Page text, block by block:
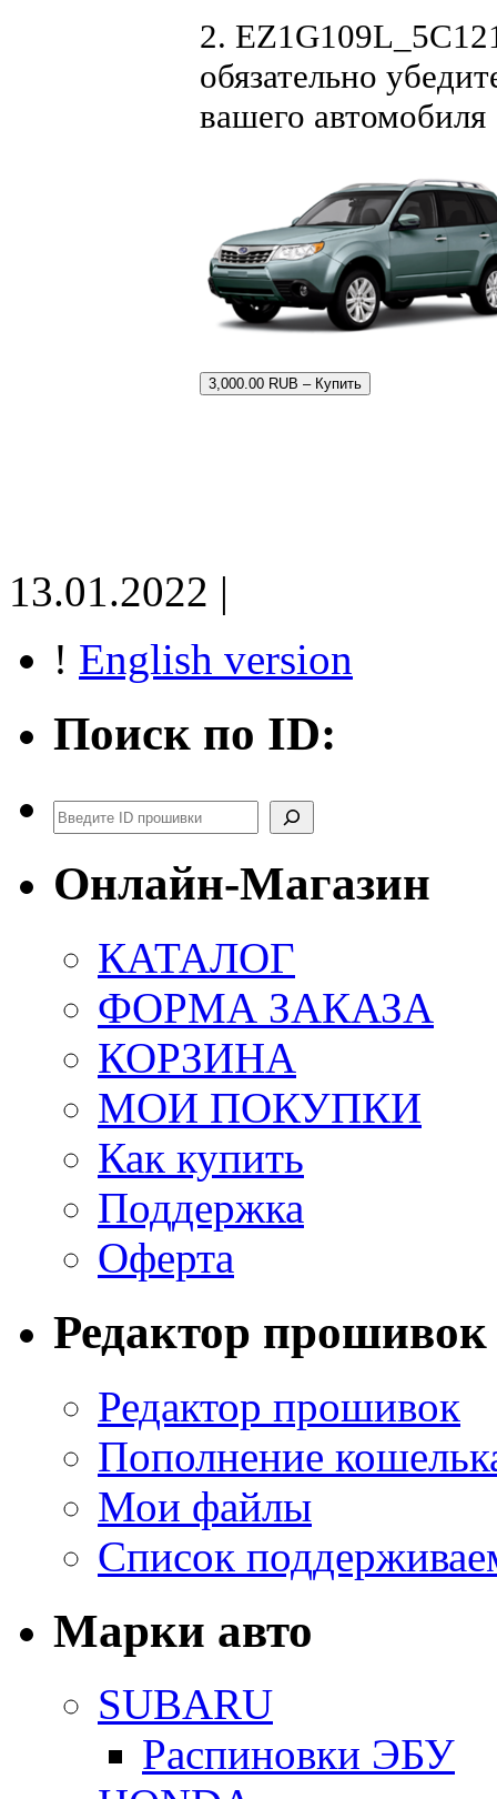
2.
обязательно
вашего автомобиля
3,000.00 RUB – Купить
13.01.2022 |
! English version
Поиск по ID:
Поиск
Онлайн-Магазин
КАТАЛОГ
ФОРМА ЗАКАЗА
КОРЗИНА
МОИ ПОКУПКИ
Как купить
Поддержка
Оферта
Редактор прошивок
Редактор прошивок
Пополнение
Мои файлы
Список
Марки авто
SUBARU
Распиновки ЭБУ